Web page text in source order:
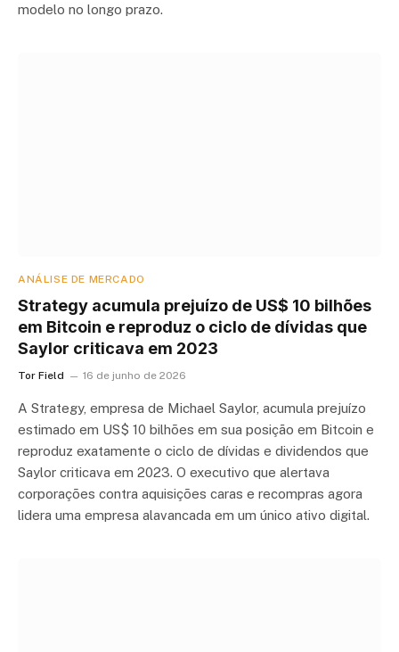
modelo no longo prazo.
ANÁLISE DE MERCADO
Strategy acumula prejuízo de US$ 10 bilhões
em Bitcoin e reproduz o ciclo de dívidas que
Saylor criticava em 2023
Tor Field 16 de junho de 2026
A Strategy, empresa de Michael Saylor, acumula prejuízo
estimado em US$ 10 bilhões em sua posição em Bitcoin e
reproduz exatamente o ciclo de dívidas e dividendos que
Saylor criticava em 2023. O executivo que alertava
corporações contra aquisições caras e recompras agora
lidera uma empresa alavancada em um único ativo digital.